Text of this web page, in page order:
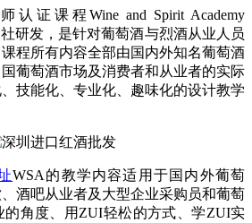
证课程Wine and Spirit Academy
研发，是针对葡萄酒与烈酒从业人员
程所有内容全部由国内外知名葡萄酒
葡萄酒市场及消费者和从业者的实际
技能化、专业化、趣味化的设计教学
WSA的教学内容适用于国内外葡萄
酒吧从业者及大型企业采购员和葡萄
的角度、用ZUI轻松的方式、学ZUI实